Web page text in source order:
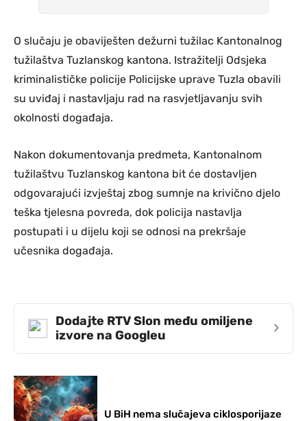
O slučaju je obaviješten dežurni tužilac Kantonalnog
tužilaštva Tuzlanskog kantona. Istražitelji Odsjeka
kriminalističke policije Policijske uprave Tuzla obavili
su uviđaj i nastavljaju rad na rasvjetljavanju svih
okolnosti događaja.
Nakon dokumentovanja predmeta, Kantonalnom
tužilaštvu Tuzlanskog kantona bit će dostavljen
odgovarajući izvještaj zbog sumnje na krivično djelo
teška tjelesna povreda, dok policija nastavlja
postupati i u dijelu koji se odnosi na prekršaje
učesnika događaja.
Dodajte RTV Slon među omiljene
izvore na Googleu
›
U BiH nema slučajeva ciklosporijaze